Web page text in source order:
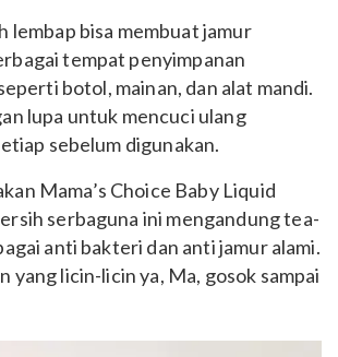
lembap bisa membuat jamur
tempat penyimpanan
botol, mainan, dan alat mandi.
lupa untuk mencuci ulang
sebelum digunakan.
Mama’s Choice Baby Liquid
serbaguna ini mengandung tea-
anti bakteri dan anti jamur alami.
yang licin-licin ya, Ma, gosok sampai